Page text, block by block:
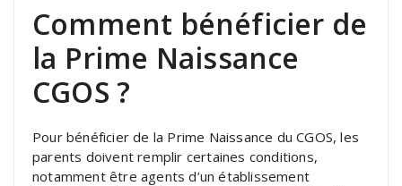
Comment bénéficier de
la Prime Naissance
CGOS ?
Pour bénéficier de la Prime Naissance du CGOS, les
parents doivent remplir certaines conditions,
notamment être agents d’un établissement